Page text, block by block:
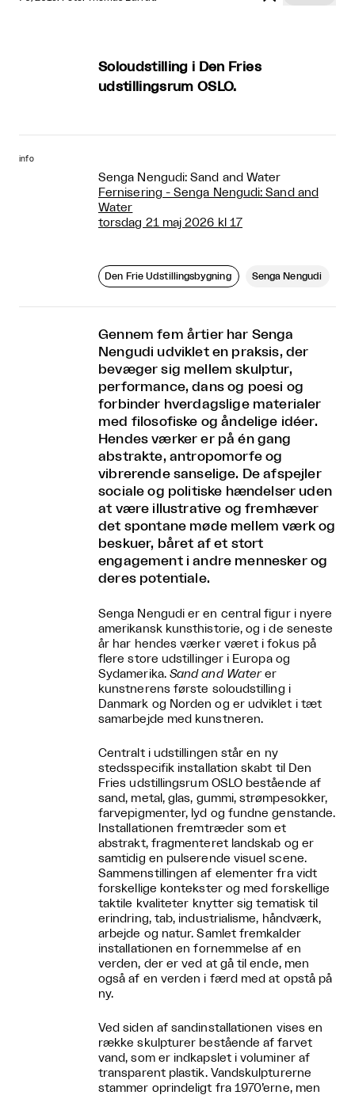
Soloudstilling i Den Fries
udstillingsrum OSLO.
info
Senga Nengudi: Sand and Water
Fernisering - Senga Nengudi: Sand and
Water
torsdag 21 maj 2026 kl 17
Den Frie Udstillingsbygning Senga Nengudi
Gennem fem årtier har Senga
Nengudi udviklet en praksis, der
bevæger sig mellem skulptur,
performance, dans og poesi og
forbinder hverdagslige materialer
med filosofiske og åndelige idéer.
Hendes værker er på én gang
abstrakte, antropomorfe og
vibrerende sanselige. De afspejler
sociale og politiske hændelser uden
at være illustrative og fremhæver
det spontane møde mellem værk og
beskuer, båret af et stort
engagement i andre mennesker og
deres potentiale.
Senga Nengudi er en central figur i nyere
amerikansk kunsthistorie, og i de seneste
år har hendes værker været i fokus på
flere store udstillinger i Europa og
Sydamerika. Sand and Waterer
kunstnerens første soloudstilling i
Danmark og Norden og er udviklet i tæt
samarbejde med kunstneren.
Centralt i udstillingen står en ny
stedsspecifik installation skabt til Den
Fries udstillingsrum OSLO bestående af
sand, metal, glas, gummi, strømpesokker,
farvepigmenter, lyd og fundne genstande.
Installationen fremtræder som et
abstrakt, fragmenteret landskab og er
samtidig en pulserende visuel scene.
Sammenstillingen af elementer fra vidt
forskellige kontekster og med forskellige
taktile kvaliteter knytter sig tematisk til
erindring, tab, industrialisme, håndværk,
arbejde og natur. Samlet fremkalder
installationen en fornemmelse af en
verden, der er ved at gå til ende, men
også af en verden i færd med at opstå på
ny.
Ved siden af sandinstallationen vises en
række skulpturer bestående af farvet
vand, som er indkapslet i voluminer af
transparent plastik. Vandskulpturerne
stammer oprindeligt fra 1970’erne, men